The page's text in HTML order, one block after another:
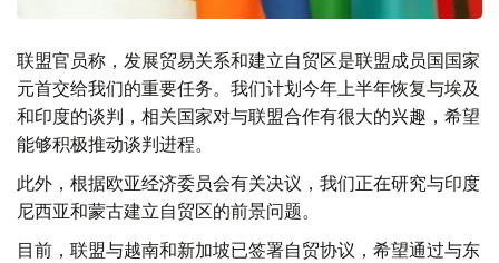
联盟官员称，发展贸易关系和建立自贸区是联盟成员国国家
元首交给我们的重要任务。我们计划今年上半年恢复与埃及
和印度的谈判，相关国家对与联盟合作有很大的兴趣，希望
能够积极推动谈判进程。
此外，根据欧亚经济委员会有关决议，我们正在研究与印度
尼西亚和蒙古建立自贸区的前景问题。
目前，联盟与越南和新加坡已签署自贸协议，希望通过与东